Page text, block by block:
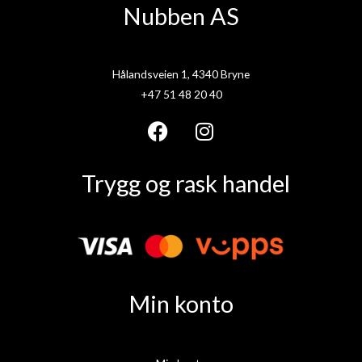
Nubben AS
Hålandsveien 1, 4340 Bryne
+47 51 48 20 40
F
c
b
o
I
s
g
m
Trygg og rask handel
Min konto